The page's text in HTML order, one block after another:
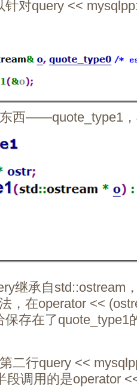
针对query <<
西——quote_type1
继承自std::ostream
，在operator <<
保存在了quote_type1
二行query <<
段调用的是operator